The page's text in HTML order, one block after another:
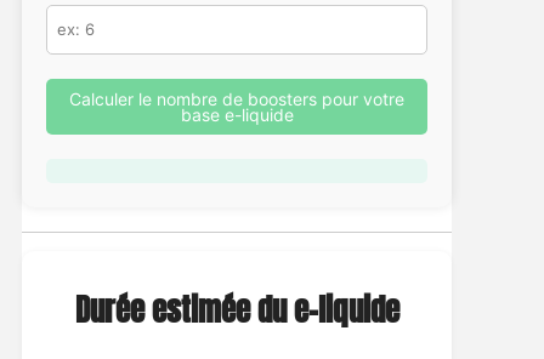
Calculer le nombre de boosters pour votre
base e-liquide
Durée estimée du e-liquide